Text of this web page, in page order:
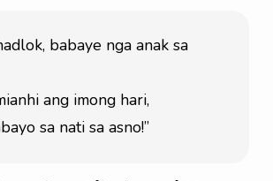
babaye nga anak sa
ang imong hari,
sa nati sa asno!”